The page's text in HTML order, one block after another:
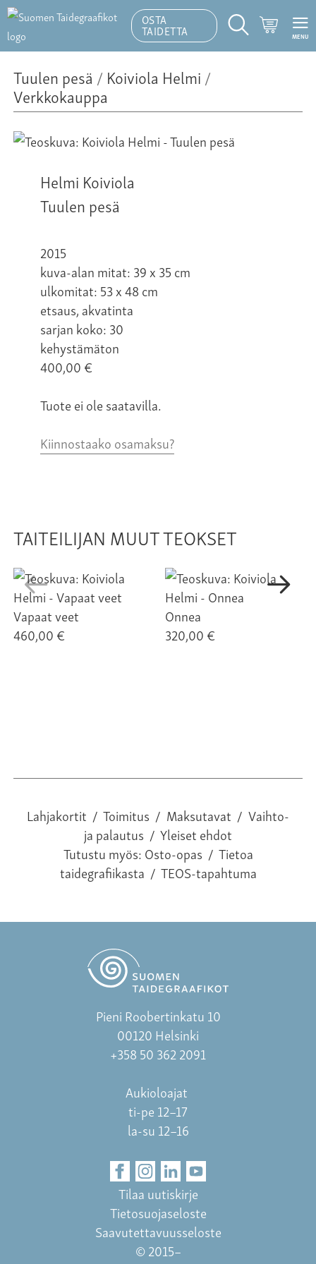
OSTA
TAIDETTA
Hakutoiminto
MENU
Tuulen pesä / Koiviola Helmi/
Verkkokauppa
Helmi Koiviola
Tuulen pesä
2015
kuva-alan mitat: 39 x 35 cm
ulkomitat: 53 x 48 cm
etsaus, akvatinta
sarjan koko: 30
kehystämäton
400,00€
Tuote ei ole saatavilla.
Kiinnostaako osamaksu?
TAITEILIJAN MUUT TEOKSET
Vapaat veet
460,00 €
Onnea
320,00 €
Lahjakortit / Toimitus / Maksutavat / Vaihto-
ja palautus / Yleiset ehdot
Tutustu myös:Osto-opas / Tietoa
taidegrafiikasta / TEOS-tapahtuma
Pieni Roobertinkatu 10
00120 Helsinki
+358 50 362 2091
Aukioloajat
ti-pe 12–17
la-su 12–16
Tilaa uutiskirje
Tietosuojaseloste
Saavutettavuusseloste
© 2015–